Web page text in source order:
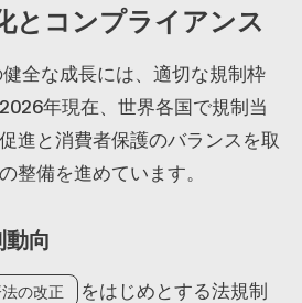
とコンプライアンス
全な成長には、適切な規制枠
年現在、世界各国で規制当
進と消費者保護のバランスを取
整備を進めています。
向
の改正
をはじめとする法規制